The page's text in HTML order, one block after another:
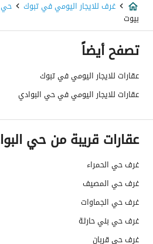
غرف للايجار اليومي في تبوك حي
بيوت
تصفح أيضاً
عقارات للايجار اليومي في تبوك
عقارات للايجار اليومي في حي البوادي
عقارات قريبة من حي
غرف حي الحمراء
غرف حي المصيف
غرف حي الجماوات
غرف حي بني حارثة
غرف حي قربان